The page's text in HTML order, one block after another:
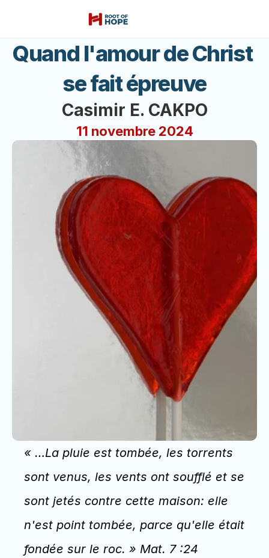
Quand l'amour de Christ
se fait épreuve
Casimir E. CAKPO
11 novembre 2024
« …La pluie est tombée, les torrents
sont venus, les vents ont soufflé et se
sont jetés contre cette maison: elle
n'est point tombée, parce qu'elle était
fondée sur le roc. » Mat. 7 :24